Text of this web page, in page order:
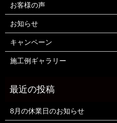
お客様の声
お知らせ
キャンペーン
施工例ギャラリー
8月の休業日のお知らせ